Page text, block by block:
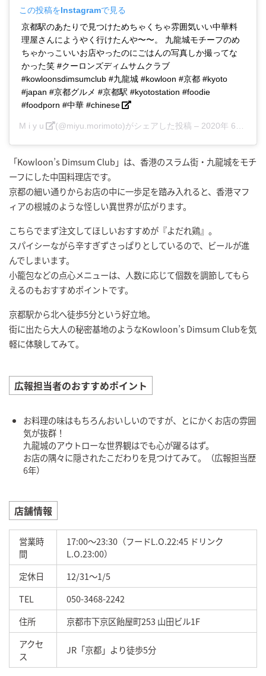
この投稿をInstagramで見る
京都駅のあたりで見つけためちゃくちゃ雰囲気いい中華料
理屋さんにようやく行けたんや〜〜。 九龍城モチーフのめ
ちゃかっこいいお店やったのにごはんの写真しか撮ってな
かった笑 #クーロンズディムサムクラブ
#kowloonsdimsumclub #九龍城 #kowloon #京都 #kyoto
#japan #京都グルメ #京都駅 #kyotostation #foodie
#foodporn #中華 #chinese
M i y u (@miyu.morimoto)がシェアした投稿 – 2020年 6月月24日午前12時43分PDT
「Kowloon’s Dimsum Club」は、香港のスラム街・九龍城をモチ
ーフにした中国料理店です。
京都の細い通りからお店の中に一歩足を踏み入れると、香港マフ
ィアの根城のような怪しい異世界が広がります。
こちらでまず注文してほしいおすすめが『よだれ鶏』。
スパイシーながら辛すぎずさっぱりとしているので、ビールが進
んでしまいます。
小籠包などの点心メニューは、人数に応じて個数を調節してもら
えるのもおすすめポイントです。
京都駅から北へ徒歩5分という好立地。
街に出たら大人の秘密基地のようなKowloon’s Dimsum Clubを気
軽に体験してみて。
広報担当者のおすすめポイント
お料理の味はもちろんおいしいのですが、とにかくお店の雰囲
気が抜群！
九龍城のアウトローな世界観はでも心が躍るはず。
お店の隅々に隠されたこだわりを見つけてみて。（広報担当歴
6年）
店舗情報
営業時
間
17:00～23:30（フードL.O.22:45 ドリンク
L.O.23:00）
定休日
12/31～1/5
TEL
050-3468-2242
住所
京都市下京区飴屋町253 山田ビル1F
アクセ
ス
JR「京都」より徒歩5分